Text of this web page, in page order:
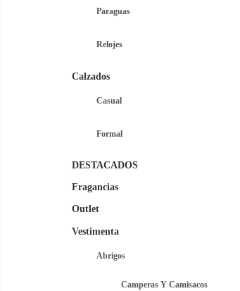
Paraguas
Relojes
Calzados
Casual
Formal
DESTACADOS
Fragancias
Outlet
Vestimenta
Abrigos
Camperas Y Camisacos